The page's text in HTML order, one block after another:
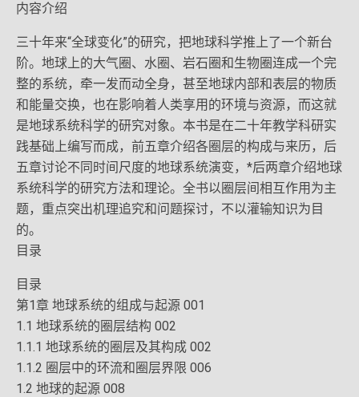
内容介绍
三十年来“全球变化”的研究，把地球科学推上了一个新台
阶。地球上的大气圈、水圈、岩石圈和生物圈连成一个完
整的系统，牵一发而动全身，甚至地球内部和表层的物质
和能量交换，也在影响着人类享用的环境与资源，而这就
是地球系统科学的研究对象。本书是在二十年教学科研实
践基础上编写而成，前五章介绍各圈层的构成与来历，后
五章讨论不同时间尺度的地球系统演变，*后两章介绍地球
系统科学的研究方法和理论。全书以圈层间相互作用为主
题，重点突出机理追究和问题探讨，不以灌输知识为目
的。
目录
目录
第1章 地球系统的组成与起源 001
1.1 地球系统的圈层结构 002
1.1.1 地球系统的圈层及其构成 002
1.1.2 圈层中的环流和圈层界限 006
1.2 地球的起源 008